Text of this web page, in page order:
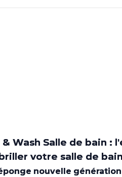
& Wash Salle de bain :
votre salle de bain
nouvelle